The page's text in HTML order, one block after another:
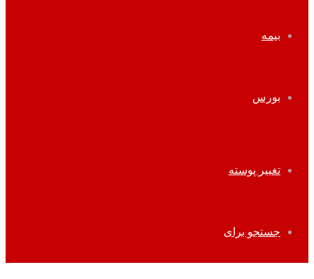
بیمه
بورس
تغییر پوسته
جستجو برای